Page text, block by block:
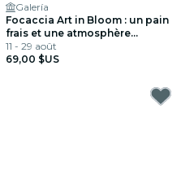
Galería
Focaccia Art in Bloom : un pain
frais et une atmosphère
enchanteresse
11 - 29 août
69,00 $US